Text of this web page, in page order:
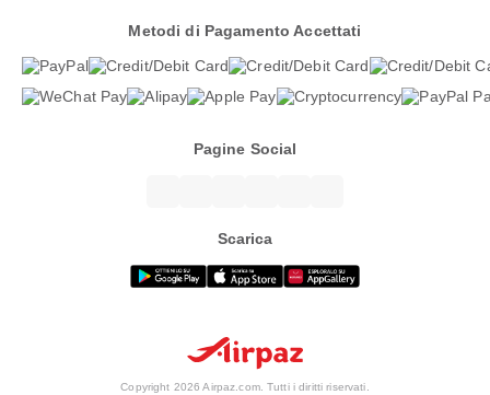
Metodi di Pagamento Accettati
Pagine Social
Scarica
Copyright 2026 Airpaz.com. Tutti i diritti riservati.